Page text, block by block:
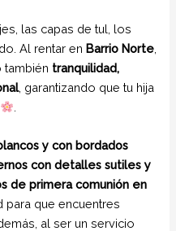
las capas de tul, los
Al rentar enBarrio Norte
tranquilidad,
, garantizando que tu hija
y con bordados
con detalles sutiles y
de primera comunión en
para que encuentres
al ser un servicio